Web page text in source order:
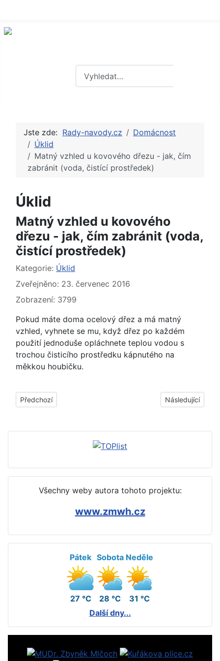
Jste zde: Rady-navody.cz
Domácnost
Úklid
Matný vzhled u kovového dřezu - jak, čím
zabránit (voda, čistící prostředek)
Úklid
Matný vzhled u kovového
dřezu - jak, čím zabránit (voda,
čistící prostředek)
Základní údaje
Kategorie: Úklid
Zveřejněno: 23. červenec 2016
Zobrazení: 3799
Pokud máte doma ocelový dřez a má matný
vzhled, vyhnete se mu, když dřez po každém
použití jednoduše opláchnete teplou vodou s
trochou čisticího prostředku kápnutého na
měkkou houbičku.
Předchozí článek: Mramorové police, police z mramoru - jak,
Předchozí Další článek:
Následující
Všechny weby autora tohoto projektu:
www.zmwh.cz
Pátek
27 °C
Sobota
28 °C
Neděle
31 °C
Další dny...